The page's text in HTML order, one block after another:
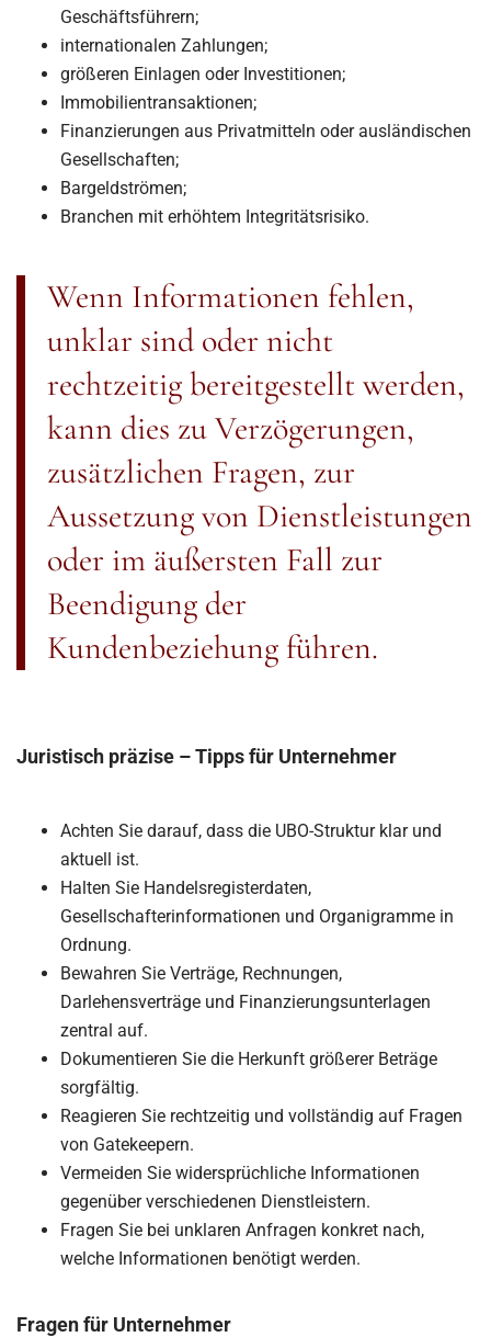
Geschäftsführern;
internationalen Zahlungen;
größeren Einlagen oder Investitionen;
Immobilientransaktionen;
Finanzierungen aus Privatmitteln oder ausländischen
Gesellschaften;
Bargeldströmen;
Branchen mit erhöhtem Integritätsrisiko.
Wenn Informationen fehlen,
unklar sind oder nicht
rechtzeitig bereitgestellt werden,
kann dies zu Verzögerungen,
zusätzlichen Fragen, zur
Aussetzung von Dienstleistungen
oder im äußersten Fall zur
Beendigung der
Kundenbeziehung führen.
Juristisch präzise – Tipps für Unternehmer
Achten Sie darauf, dass die UBO-Struktur klar und
aktuell ist.
Halten Sie Handelsregisterdaten,
Gesellschafterinformationen und Organigramme in
Ordnung.
Bewahren Sie Verträge, Rechnungen,
Darlehensverträge und Finanzierungsunterlagen
zentral auf.
Dokumentieren Sie die Herkunft größerer Beträge
sorgfältig.
Reagieren Sie rechtzeitig und vollständig auf Fragen
von Gatekeepern.
Vermeiden Sie widersprüchliche Informationen
gegenüber verschiedenen Dienstleistern.
Fragen Sie bei unklaren Anfragen konkret nach,
welche Informationen benötigt werden.
Fragen für Unternehmer